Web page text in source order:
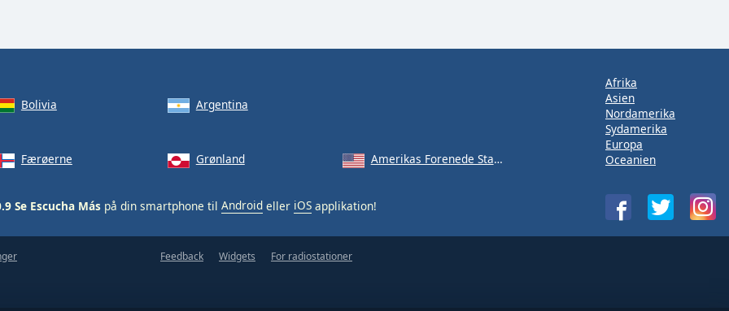
Bolivia Argentina
Færøerne Grønland Amerikas Forenede Stater
Se Escucha Más på din smartphone til Android eller iOS applikation!
Afrika
Asien
Nordamerika
Sydamerika
Europa
Oceanien
Feedback Widgets For radiostationer